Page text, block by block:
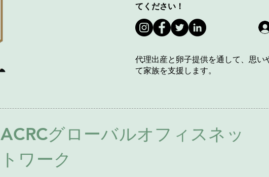
てください！
代理出産と卵子提供を通して、思い
て家族を支援します。
ACRCグローバルオフィスネッ
トワーク